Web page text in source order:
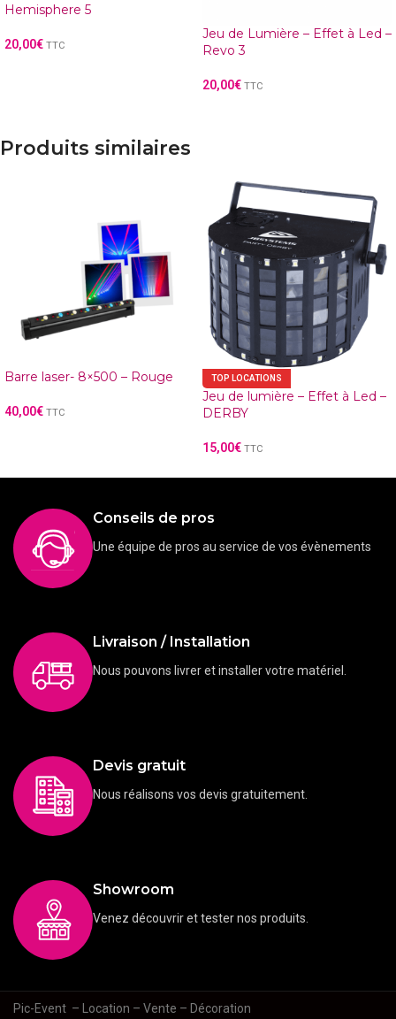
Hemisphere 5
20,00€ TTC
Jeu de Lumière – Effet à Led –
Revo 3
20,00€ TTC
Produits similaires
Barre laser- 8×500 – Rouge
40,00€ TTC
TOP LOCATIONS
Jeu de lumière – Effet à Led –
DERBY
15,00€ TTC
Conseils de pros
Une équipe de pros au service de vos évènements
Livraison / Installation
Nous pouvons livrer et installer votre matériel.
Devis gratuit
Nous réalisons vos devis gratuitement.
Showroom
Venez découvrir et tester nos produits.
Pic-Event – Location – Vente – Décoration